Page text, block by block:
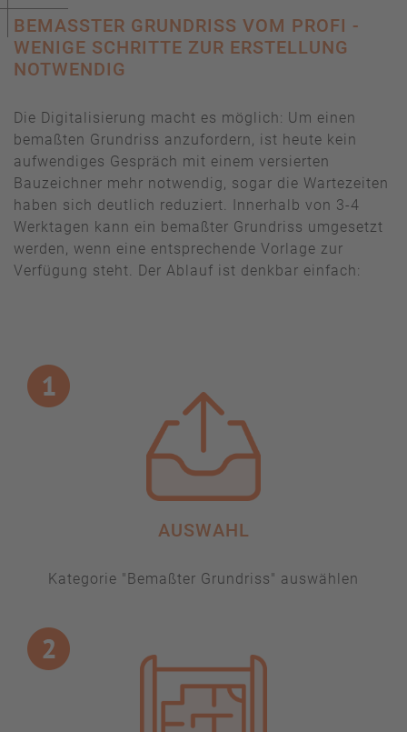
BEMASSTER GRUNDRISS VOM PROFI - W
ENIGE SCHRITTE ZUR ERSTELLUNG N
OTWENDIG
Die Digitalisierung macht es möglich: Um einen
bemaßten Grundriss anzufordern, ist heute kein
aufwendiges Gespräch mit einem versierten
Bauzeichner mehr notwendig, sogar die Wartezeiten
haben sich deutlich reduziert. Innerhalb von 3-4
Werktagen kann ein bemaßter Grundriss umgesetzt
werden, wenn eine entsprechende Vorlage zur
Verfügung steht. Der Ablauf ist denkbar einfach:
AUSWAHL
Kategorie "Bemaßter Grundriss" auswählen